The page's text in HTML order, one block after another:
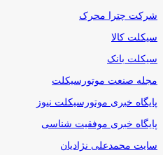
شرکت چترا محرک
سیکلت کالا
سیکلت بانک
مجله صنعت موتورسیکلت
پایگاه خبری موتورسیکلت نیوز
پایگاه خبری موفقیت شناسی
سایت محمدعلی نژادیان